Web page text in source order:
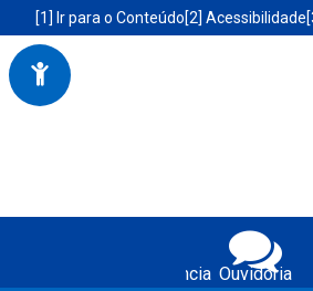
Portal da Prefeitura Municipal de Boa
Acessibilidade da Prefeitura de
[1] Ir para o Conteúdo[2] Acessibilidade
Serviços da
Transparência Ouvidoria